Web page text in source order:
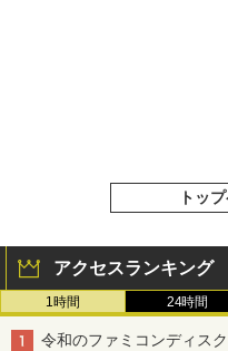
トッ
アクセスランキング
1時間 24時間
令和のファミコンディス